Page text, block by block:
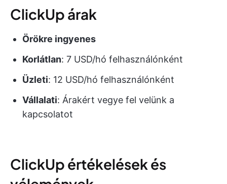
ClickUp árak
Örökre ingyenes
Korlátlan: 7 USD/hó felhasználónként
Üzleti: 12 USD/hó felhasználónként
Vállalati: Árakért vegye fel velünk a
kapcsolatot
ClickUp értékelések és